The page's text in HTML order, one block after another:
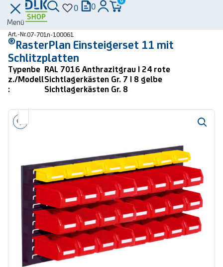
Menü
0 0
Art.-Nr.07-701n-100061
®RasterPlan Einsteigerset 11 mit
Schlitzplatten
Typenbe
z./Modell
:
RAL 7016 Anthrazitgrau | 24 rote
Sichtlagerkästen Gr. 7 | 8 gelbe
Sichtlagerkästen Gr. 8